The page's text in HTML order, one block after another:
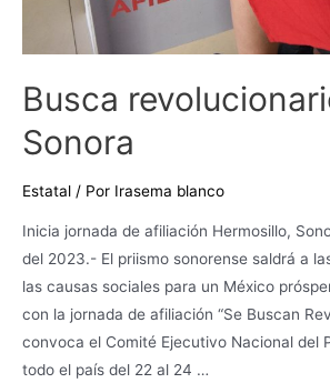
Busca
Sonora
Estatal / Por Irasema blanco
Inicia jornada de afiliación Hermosillo,
del 2023.- El priismo sonorense saldrá a
las causas sociales para un México
con la jornada de afiliación “Se Buscan
convoca el Comité Ejecutivo Nacional del
todo el país del 22 al 24 …